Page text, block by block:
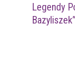
Legendy